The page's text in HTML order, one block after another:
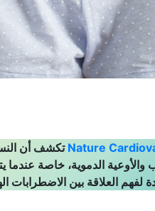
Nature تكشف أن
الدموية، خاصة
لفهم العلاقة بين